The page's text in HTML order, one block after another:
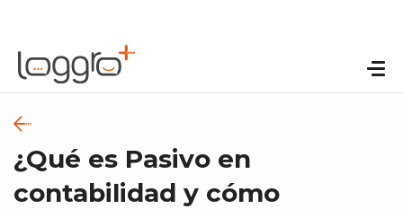
¿Qué es Pasivo en
contabilidad y cómo